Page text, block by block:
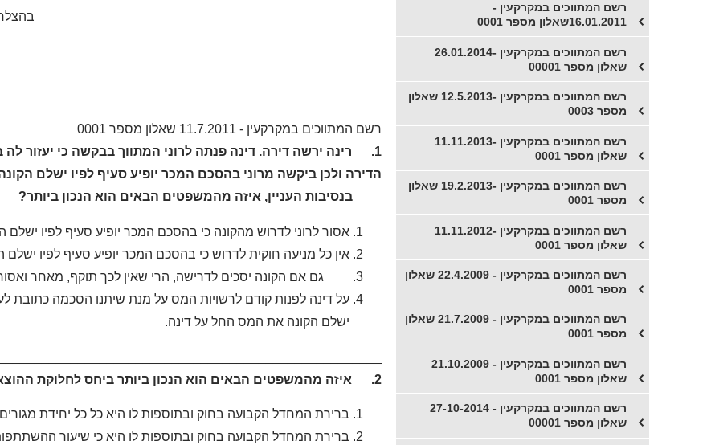
רשם המתווכים במקרקעין - 11.7.2011 שאלון מספר 0001
1. רינה ירשה דירה. דינה פנתה לרוני המתווך בבקשה כי יעזור
הדירה ולכן ביקשה מרוני בהסכם המכר יופיע סעיף לפיו ישלם
בנסיבות העניין, איזה מהמשפטים הבאים הוא הנכון ביותר?
אסור לרוני לדרוש מהקונה כי בהסכם המכר יופיע סעיף לפיו
אין כל מניעה חוקית לדרוש כי בהסכם המכר יופיע סעיף לפיו
גם אם הקונה יסכים לדרישה, הרי שאין לכך תוקף, מאחר
על דינה לפנות קודם לרשויות המס על מנת שיתנו הסכמה כתובת
ישלם הקונה את המס החל על דינה.
2. איזה מהמשפטים הבאים הוא הנכון ביותר ביחס לחלוקת ההוצאות לאחזקה תקינה של הגינה המשותפת בבית משותף?
ברירת המחדל הקבועה בחוק ובתוספות לו היא כל כל יחידת
ברירת המחדל הקבועה בחוק ובתוספות לו היא כי שיעור
רשם המתווכים במקרקעין -
16.01.2011שאלון מספר 0001
​רשם המתווכים במקרקעין -26.01.2014
שאלון מספר 00001
רשם המתווכים במקרקעין -12.5.2013 שאלון
מספר 0003
רשם המתווכים במקרקעין -11.11.2013
שאלון מספר 0001
רשם המתווכים במקרקעין -19.2.2013 שאלון
מספר 0001
​רשם המתווכים במקרקעין -11.11.2012
שאלון מספר 0001
​רשם המתווכים במקרקעין - 22.4.2009 שאלון
מספר 0001
רשם המתווכים במקרקעין - 21.7.2009 שאלון
מספר 0001
רשם המתווכים במקרקעין - 21.10.2009
שאלון מספר 0001
רשם המתווכים במקרקעין - 27-10-2014
שאלון מספר 00001